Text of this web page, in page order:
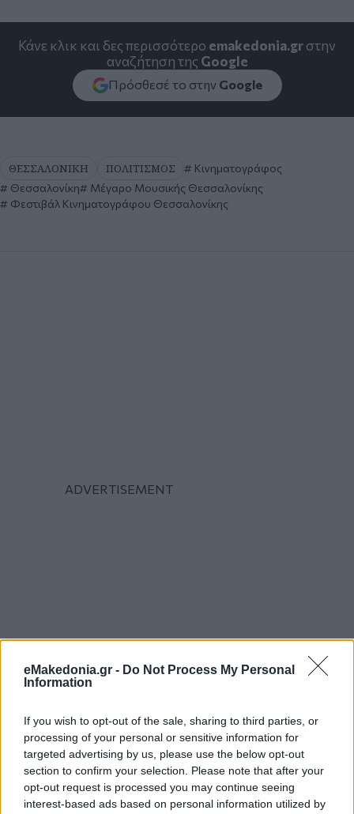
eMakedonia.gr - Do Not Process My Personal
Information
If you wish to opt-out of the sale, sharing to third parties, or
processing of your personal or sensitive information for
targeted advertising by us, please use the below opt-out
section to confirm your selection. Please note that after your
opt-out request is processed you may continue seeing
interest-based ads based on personal information utilized by
Κάνε κλικ και δες περισσότερο emakedonia.grστην
αναζήτηση της Google
Πρόσθεσέ το στην Google
ΘΕΣΣΑΛΟΝΙΚΗ ΠΟΛΙΤΙΣΜΟΣ
Κινηματογράφος
Θεσσαλονίκη
Μέγαρο Μουσικής Θεσσαλονίκης
Φεστιβάλ Κινηματογράφου Θεσσαλονίκης